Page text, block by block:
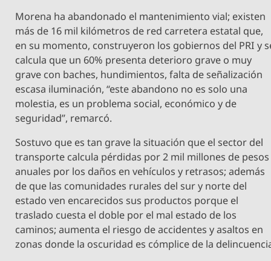
Morena ha abandonado el mantenimiento vial; existen
más de 16 mil kilómetros de red carretera estatal que,
en su momento, construyeron los gobiernos del PRI y
calcula que un 60% presenta deterioro grave o muy
grave con baches, hundimientos, falta de señalización
escasa iluminación, “este abandono no es solo una
molestia, es un problema social, económico y de
seguridad”, remarcó.
Sostuvo que es tan grave la situación que el sector del
transporte calcula pérdidas por 2 mil millones de pesos
anuales por los daños en vehículos y retrasos; además
de que las comunidades rurales del sur y norte del
estado ven encarecidos sus productos porque el
traslado cuesta el doble por el mal estado de los
caminos; aumenta el riesgo de accidentes y asaltos en
zonas donde la oscuridad es cómplice de la